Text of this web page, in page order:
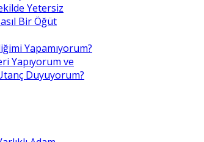
Yetersiz
Bir Öğüt
Yapamıyorum?
Yapıyorum ve
Duyuyorum?